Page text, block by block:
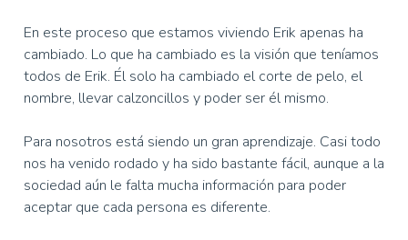
En este proceso que estamos viviendo Erik apenas ha
cambiado. Lo que ha cambiado es la visión que teníamos
todos de Erik. Él solo ha cambiado el corte de pelo, el
nombre, llevar calzoncillos y poder ser él mismo.
Para nosotros está siendo un gran aprendizaje. Casi todo
nos ha venido rodado y ha sido bastante fácil, aunque a la
sociedad aún le falta mucha información para poder
aceptar que cada persona es diferente.